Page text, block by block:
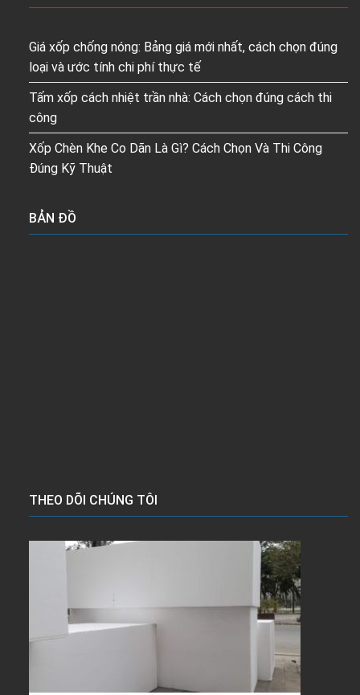
Giá xốp chống nóng: Bảng giá mới nhất, cách chọn đúng
loại và ước tính chi phí thực tế
Tấm xốp cách nhiệt trần nhà: Cách chọn đúng cách thi
công
Xốp Chèn Khe Co Dãn Là Gì? Cách Chọn Và Thi Công
Đúng Kỹ Thuật
BẢN ĐỒ
THEO DÕI CHÚNG TÔI